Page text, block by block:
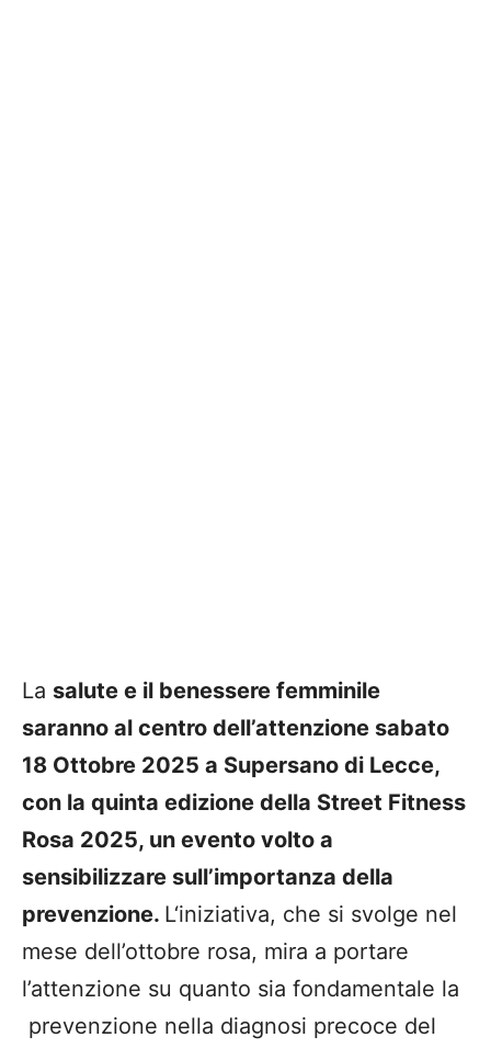
La salute e il benessere femminile
saranno al centro dell’attenzione sabato
18 Ottobre 2025 a Supersano di Lecce,
con la quinta edizione della Street Fitness
Rosa 2025, un evento volto a
sensibilizzare sull’importanza della
prevenzione. L‘iniziativa, che si svolge nel
mese dell’ottobre rosa, mira a portare
l’attenzione su quanto sia fondamentale la
prevenzione nella diagnosi precoce del